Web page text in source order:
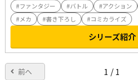
ファンタジー
バトル アクション
メカ
書き下ろし コミカライズ
シリーズ紹介
前へ 1 / 1